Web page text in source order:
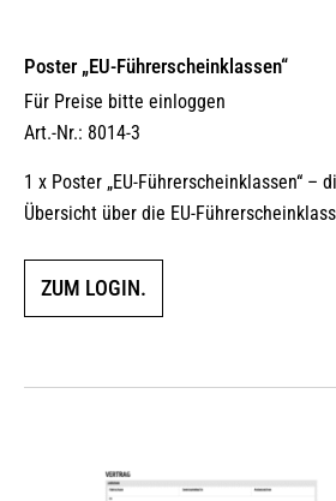
Poster „EU-Führerscheinklassen“
Für Preise bitte einloggen
Art.-Nr.: 8014-3
1 x Poster „EU-Führerscheinklassen“ –
Übersicht über die EU-
ZUM LOGIN.